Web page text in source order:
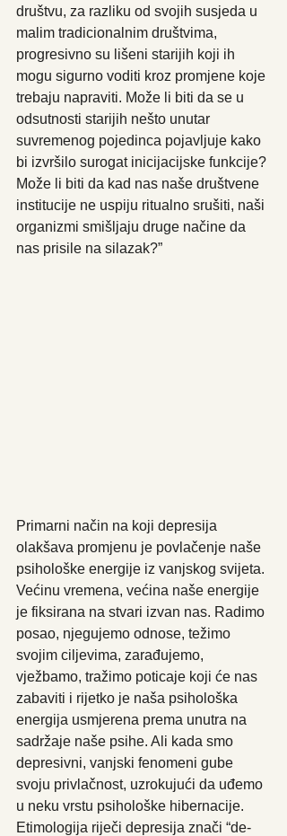
društvu, za razliku od svojih susjeda u
malim tradicionalnim društvima,
progresivno su lišeni starijih koji ih
mogu sigurno voditi kroz promjene koje
trebaju napraviti. Može li biti da se u
odsutnosti starijih nešto unutar
suvremenog pojedinca pojavljuje kako
bi izvršilo surogat inicijacijske funkcije?
Može li biti da kad nas naše društvene
institucije ne uspiju ritualno srušiti, naši
organizmi smišljaju druge načine da
nas prisile na silazak?”
Primarni način na koji depresija
olakšava promjenu je povlačenje naše
psihološke energije iz vanjskog svijeta.
Većinu vremena, većina naše energije
je fiksirana na stvari izvan nas. Radimo
posao, njegujemo odnose, težimo
svojim ciljevima, zarađujemo,
vježbamo, tražimo poticaje koji će nas
zabaviti i rijetko je naša psihološka
energija usmjerena prema unutra na
sadržaje naše psihe. Ali kada smo
depresivni, vanjski fenomeni gube
svoju privlačnost, uzrokujući da uđemo
u neku vrstu psihološke hibernacije.
Etimologija riječi depresija znači “de-